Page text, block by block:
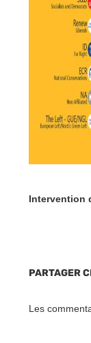
Intervention
PARTAGER
Les